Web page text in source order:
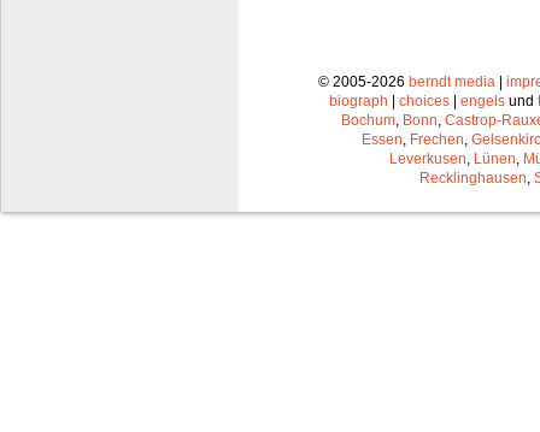
© 2005-2026 berndt media |
biograph | choices | engels und
Bochum Bonn Castrop-
Essen Frechen
Leverkusen Lünen
Recklinghausen